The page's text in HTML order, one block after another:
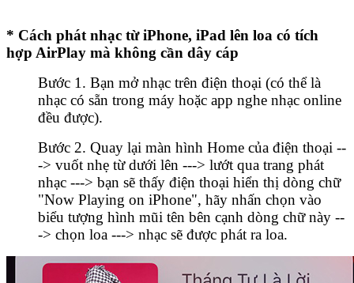
* Cách phát nhạc từ iPhone, iPad lên loa có tích
hợp AirPlay mà không cần dây cáp
Bước 1. Bạn mở nhạc trên điện thoại (có thể là
nhạc có sẵn trong máy hoặc app nghe nhạc online
đều được).
Bước 2. Quay lại màn hình Home của điện thoại --
-> vuốt nhẹ từ dưới lên ---> lướt qua trang phát
nhạc ---> bạn sẽ thấy điện thoại hiển thị dòng chữ
"Now Playing on iPhone", hãy nhấn chọn vào
biểu tượng hình mũi tên bên cạnh dòng chữ này --
-> chọn loa ---> nhạc sẽ được phát ra loa.